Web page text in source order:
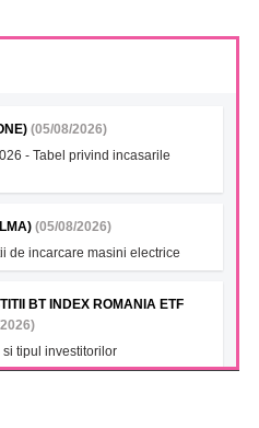
(05/08/2026)
- Tabel privind incasarile
(05/08/2026)
de incarcare masini electrice
BT INDEX ROMANIA ETF
tipul investitorilor